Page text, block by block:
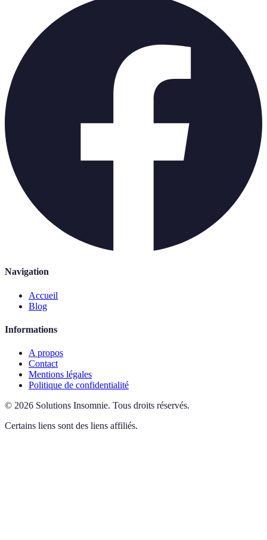
Navigation
Accueil
Blog
Informations
A propos
Contact
Mentions légales
Politique de confidentialité
© 2026 Solutions Insomnie. Tous droits réservés.
Certains liens sont des liens affiliés.